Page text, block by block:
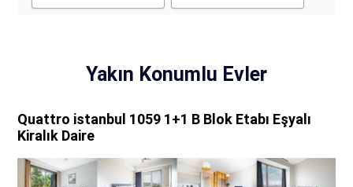
Yakın Konumlu Evler
Quattro istanbul 1059 1+1 B Blok Etabı Eşyalı
Kiralık Daire